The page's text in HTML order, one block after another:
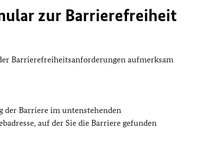
zur Barrierefreiheit
Barrierefreiheitsanforderungen aufmerksam
der Barriere im untenstehenden
auf der Sie die Barriere gefunden